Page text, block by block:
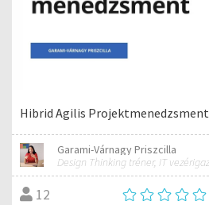
Hibrid Agilis Projektmenedzsment
Garami-Várnagy Priszcilla
12